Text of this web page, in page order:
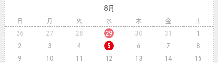
8月
日 月 火 水 木 金 土
26 27 28 29 30 31 1
2 3 4 5 6 7 8
9 10 11 12 13 14 15